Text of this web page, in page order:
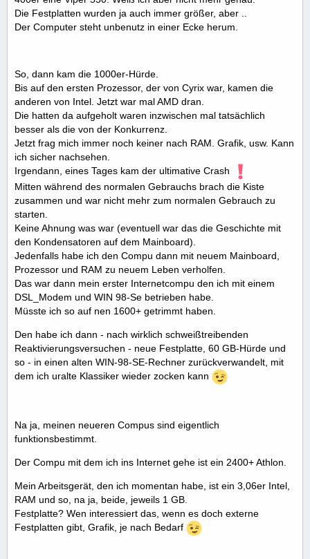
Die Festplatten wurden ja auch immer größer, aber ..
Der Computer steht unbenutz in einer Ecke herum.
So, dann kam die 1000er-Hürde.
Bis auf den ersten Prozessor, der von Cyrix war, kamen die
anderen von Intel. Jetzt war mal AMD dran.
Die hatten da aufgeholt waren inzwischen mal tatsächlich
besser als die von der Konkurrenz.
Jetzt frag mich immer noch keiner nach RAM. Grafik, usw. Kann
ich sicher nachsehen.
Irgendann, eines Tages kam der ultimative Crash
Mitten während des normalen Gebrauchs brach die Kiste
zusammen und war nicht mehr zum normalen Gebrauch zu
starten.
Keine Ahnung was war (eventuell war das die Geschichte mit
den Kondensatoren auf dem Mainboard).
Jedenfalls habe ich den Compu dann mit neuem Mainboard,
Prozessor und RAM zu neuem Leben verholfen.
Das war dann mein erster Internetcompu den ich mit einem
DSL_Modem und WIN 98-Se betrieben habe.
Müsste ich so auf nen 1600+ getrimmt haben.
Den habe ich dann - nach wirklich schweißtreibenden
Reaktivierungsversuchen - neue Festplatte, 60 GB-Hürde und
so - in einen alten WIN-98-SE-Rechner zurückverwandelt, mit
dem ich uralte Klassiker wieder zocken kann
Na ja, meinen neueren Compus sind eigentlich
funktionsbestimmt.
Der Compu mit dem ich ins Internet gehe ist ein 2400+ Athlon.
Mein Arbeitsgerät, den ich momentan habe, ist ein 3,06er Intel,
RAM und so, na ja, beide, jeweils 1 GB.
Festplatte? Wen interessiert das, wenn es doch externe
Festplatten gibt, Grafik, je nach Bedarf